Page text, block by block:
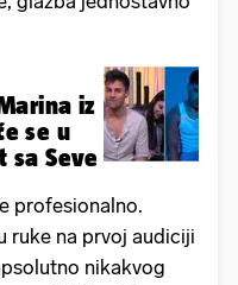
iz
se u
sa Seve
profesionalno.
ruke na prvoj audiciji
nikakvog